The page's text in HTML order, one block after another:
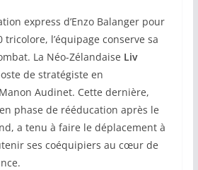
express d’Enzo Balanger pour
tricolore, l’équipage conserve sa
La Néo-Zélandaise Liv
de stratégiste en
Audinet. Cette dernière,
phase de rééducation après le
a tenu à faire le déplacement à
ses coéquipiers au cœur de